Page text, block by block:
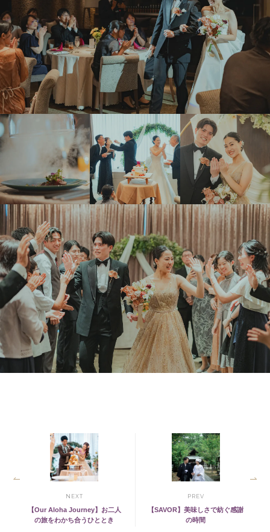
PREV
【SAVOR】美味しさで紡ぐ感謝
の時間
NEXT
【Our Aloha Journey】お二人
の旅をわかち合うひととき